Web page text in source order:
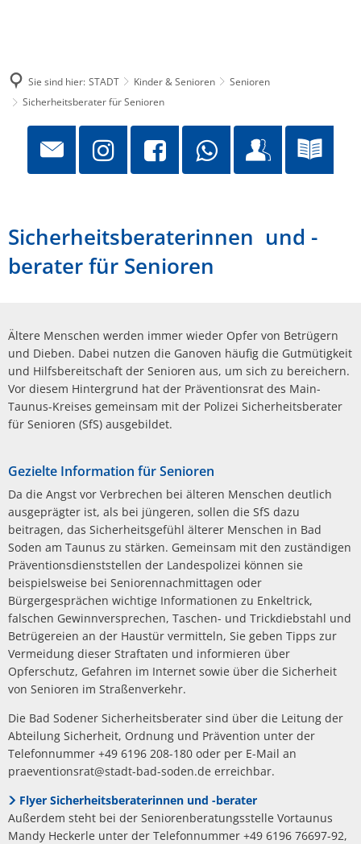
Sie sind hier: STADT Kinder & Senioren
Senioren
Sicherheitsberater für Senioren
Sicherheitsberaterinnen und -
berater für Senioren
Ältere Menschen werden immer wieder Opfer von Betrügern
und Dieben. Dabei nutzen die Ganoven häufig die Gutmütigkeit
und Hilfsbereitschaft der Senioren aus, um sich zu bereichern.
Vor diesem Hintergrund hat der Präventionsrat des Main-
Taunus-Kreises gemeinsam mit der Polizei Sicherheitsberater
für Senioren (SfS) ausgebildet.
Gezielte Information für Senioren
Da die Angst vor Verbrechen bei älteren Menschen deutlich
ausgeprägter ist, als bei jüngeren, sollen die SfS dazu
beitragen, das Sicherheitsgefühl älterer Menschen in Bad
Soden am Taunus zu stärken. Gemeinsam mit den zuständigen
Präventionsdienststellen der Landespolizei können sie
beispielsweise bei Seniorennachmittagen oder
Bürgergesprächen wichtige Informationen zu Enkeltrick,
falschen Gewinnversprechen, Taschen- und Trickdiebstahl und
Betrügereien an der Haustür vermitteln, Sie geben Tipps zur
Vermeidung dieser Straftaten und informieren über
Opferschutz, Gefahren im Internet sowie über die Sicherheit
von Senioren im Straßenverkehr.
Die Bad Sodener Sicherheitsberater sind über die Leitung der
Abteilung Sicherheit, Ordnung und Prävention unter der
Telefonnummer +49 6196 208-180 oder per E-Mail an
praeventionsrat@stadt-bad-soden.de erreichbar.
Flyer Sicherheitsberaterinnen und -berater
Außerdem steht bei der Seniorenberatungsstelle Vortaunus
Mandy Heckerle unter der Telefonnummer +49 6196 76697-92,